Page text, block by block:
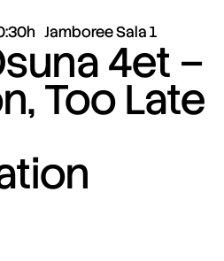
Jamboree Sala 1
4et –
Too Late